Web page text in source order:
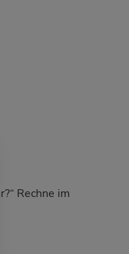
Rechne im